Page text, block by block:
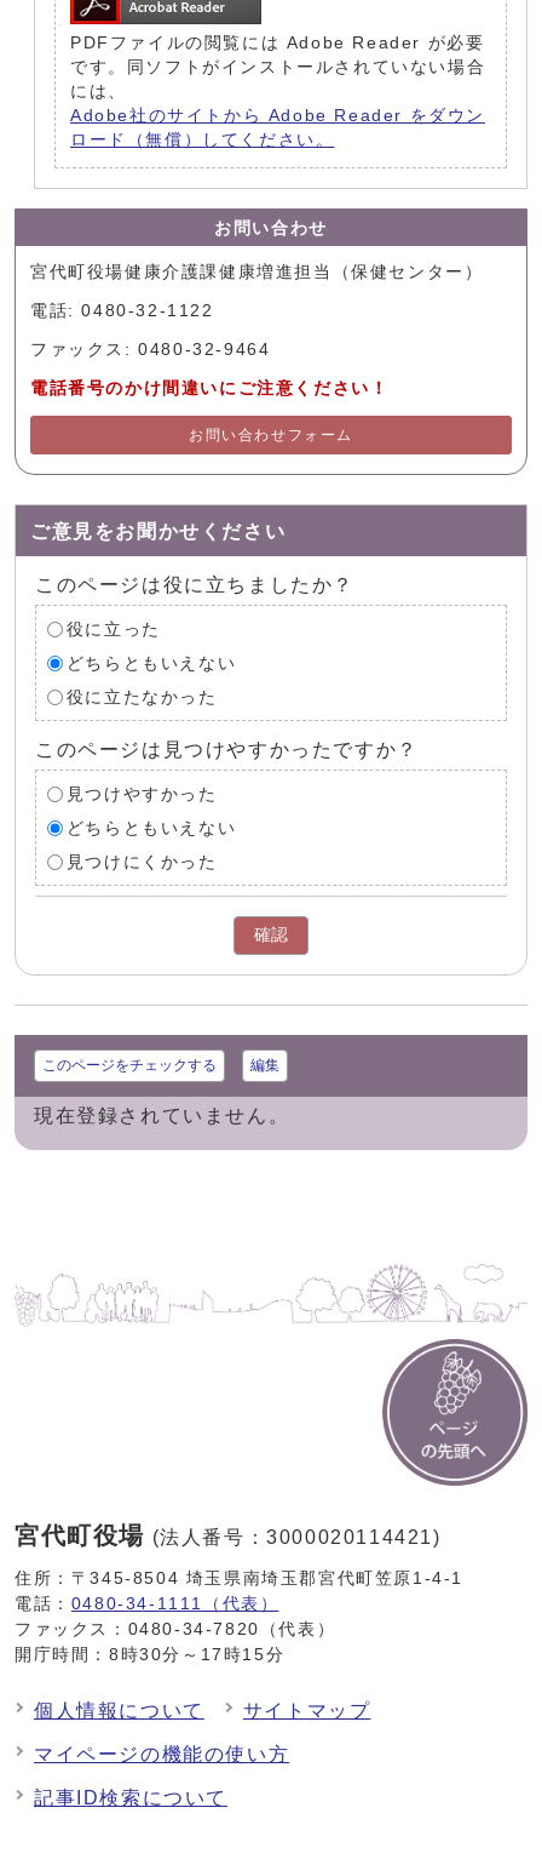
PDFファイルの閲覧には Adobe Reader が必要
です。同ソフトがインストールされていない場合
には、
Adobe社のサイトから Adobe Reader をダウン
ロード（無償）してください。
お問い合わせ
宮代町役場健康介護課健康増進担当（保健センター）
電話: 0480-32-1122
ファックス: 0480-32-9464
電話番号のかけ間違いにご注意ください！
お問い合わせフォーム
ご意見をお聞かせください
このページは役に立ちましたか？
役に立った
どちらともいえない
役に立たなかった
このページは見つけやすかったですか？
見つけやすかった
どちらともいえない
見つけにくかった
確認
このページをチェックする 編集
現在登録されていません。
宮代町役場 (法人番号：3000020114421)
住所：〒345-8504 埼玉県南埼玉郡宮代町笠原1-4-1
電話： 0480-34-1111（代表）
ファックス：0480-34-7820（代表）
開庁時間：8時30分～17時15分
個人情報について サイトマップ
マイページの機能の使い方
記事ID検索について